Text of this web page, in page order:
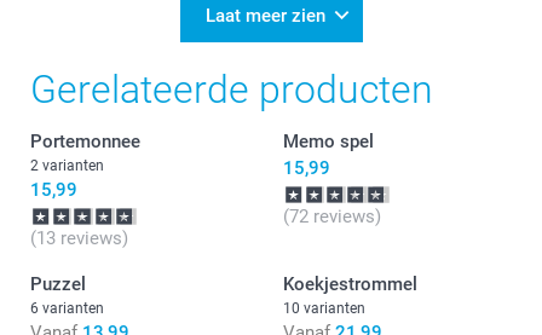
Laat meer zien
Gerelateerde producten
Portemonnee
2 varianten
15,99
(13 reviews)
Memo spel
15,99
(72 reviews)
Puzzel
6 varianten
Koekjestrommel
10 varianten